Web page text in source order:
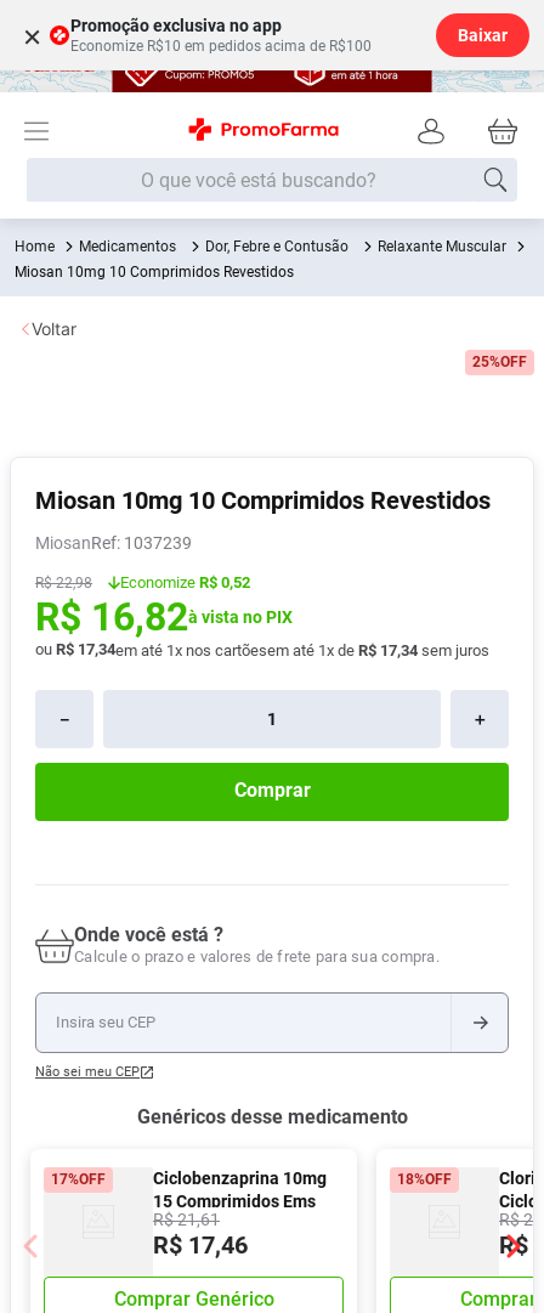
× Promoção exclusiva no app
Economize R$10 em pedidos acima de R$100
Baixar
O que você está buscando?
Medicamentos Dor, Febre e Contusão
Relaxante Muscular
Miosan 10mg 10 Comprimidos Revestidos
25%OFF
Miosan 10mg 10 Comprimidos Revestidos
Miosan : 1037239
R$ 22,98 Economize R$ 0,52
R$ 16,82à vista no PIX
ou R$ 17,34em até 1x nos cartõesem até 1x de R$ 17,34 sem juros
＋
－
Comprar
Onde você está ?
Calcule o prazo e valores de frete para sua compra.
Não sei meu CEP
Genéricos desse medicamento
17%OFF
Ciclobenzaprina 10mg
15 Comprimidos Ems
R$21,61
R$ 17,46
Comprar Genérico
18%OFF
15
R$21
R$
Comprar
Voltar
Termos mais buscados
1º Fralda
2
5º Fralda G
6º Shampoo
7º Desodorante
8º Absorvente
9 Lavitan
10º Vitamina D